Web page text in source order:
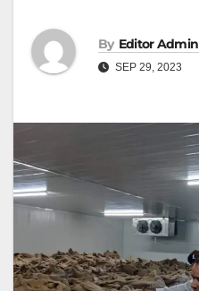
By Editor Admin
SEP 29, 2023